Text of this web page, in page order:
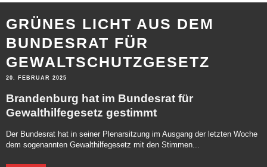
GRÜNES LICHT AUS DEM
BUNDESRAT FÜR
GEWALTSCHUTZGESETZ
20. FEBRUAR 2025
Brandenburg hat im Bundesrat für
Gewalthilfegesetz gestimmt
Der Bundesrat hat in seiner Plenarsitzung im Ausgang der letzten Woche
dem sogenannten Gewalthilfegesetz mit den Stimmen...